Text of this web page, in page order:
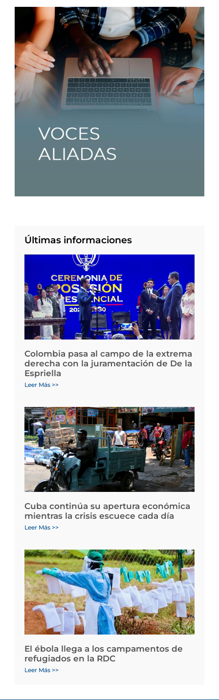
Últimas informaciones
Colombia pasa al campo de la extrema
derecha con la juramentación de De la
Espriella
Leer Más >>
Cuba continúa su apertura económica
mientras la crisis escuece cada día
Leer Más >>
El ébola llega a los campamentos de
refugiados en la RDC
Leer Más >>